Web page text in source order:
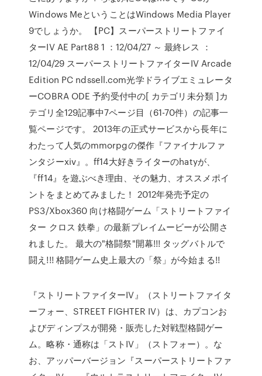
Windows MeということはWindows Media Player
9でしょうか。 【PC】スーパーストリートファイ
ターIV AE Part88 1 ：12/04/27 ～ 最終レス ：
12/04/29 スーパーストリートファイターIV Arcade
Edition PC ndssell.com光学ドライブエミュレータ
ーCOBRA ODE 予約受付中の[ カテゴリ未分類 ]カ
テゴリ全129記事中7ページ目（61-70件）の記事一
覧ページです。 2013年の正式サービスから長年に
わたって人気のmmorpgの傑作『ファイナルファ
ンタジーxiv』。ff14大好きライターのhatyが、
『ff14』を遊ぶべき理由、その魅力、オススメポイ
ントをまとめてみました！ 2012年発売予定の
PS3/Xbox360 向け格闘ゲーム「ストリートファイ
ター クロス 鉄拳」の最新プレイムービーが公開さ
れました。 最大の"格闘祭"開幕!!! タッグバトルで
闘え!!! 格闘ゲーム史上最大の「祭」が今始まる!!
『ストリートファイターIV』（ストリートファイタ
ーフォー、STREET FIGHTER IV）は、カプコンお
よびディンプスが開発・販売した対戦型格闘ゲー
ム。略称・通称は「ストIV」（ストフォー）。な
お、アッパーバージョン『スーパーストリートファ